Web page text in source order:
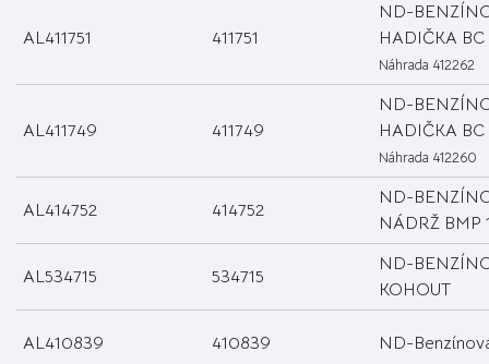
AL411751 411751
ND-
HADIČKA
Náhrada 412262
AL411749 411749
ND-
HADIČKA
Náhrada 412260
AL414752 414752
ND-
NÁDRŽ
AL534715 534715
ND-
KOHOUT
AL410839 410839 ND-